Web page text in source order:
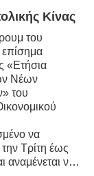
Κίνας
του
«Ετήσια
Νέων
του
να
Τρίτη έως
αναμένεται να